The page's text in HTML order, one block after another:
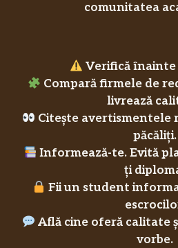
comunitatea
Verifică înainte
Compară firmele de
livrează
Citește avertismentele
păcăliți.
Informează-te. Evită
ți
Fii un student
Află cine oferă calitate
vorbe.